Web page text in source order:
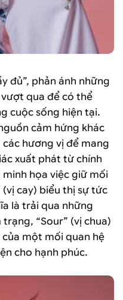
đủ”, phản ánh những
vượt qua để có thể
cuộc sống hiện tại.
cảm hứng khác
hương vị để mang
xuất phát từ chính
họa việc giữ mối
cay) biểu thị sự tức
là trải qua những
“Sour” (vị chua)
một mối quan hệ
cho hạnh phúc.